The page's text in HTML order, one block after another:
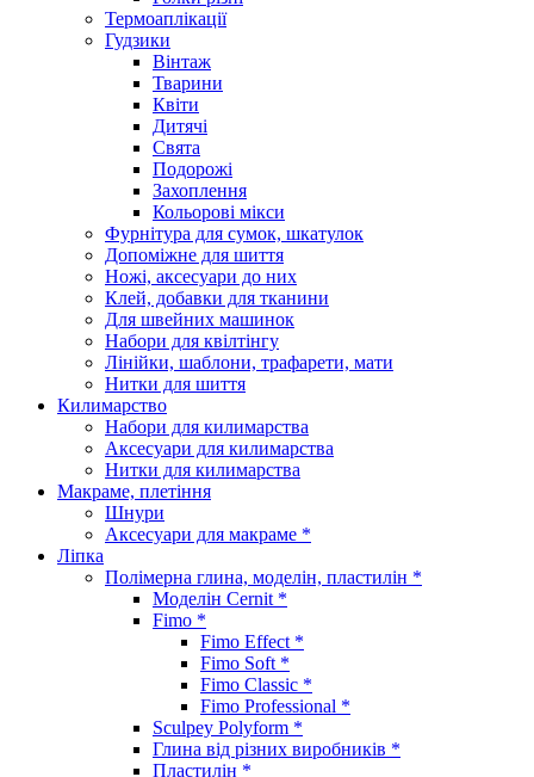
Термоаплікації
Гудзики
Вінтаж
Тварини
Квіти
Дитячі
Свята
Подорожі
Захоплення
Кольорові мікси
Фурнітура для сумок, шкатулок
Допоміжне для шиття
Ножі, аксесуари до них
Клей, добавки для тканини
Для швейних машинок
Набори для квілтінгу
Лінійки, шаблони, трафарети, мати
Нитки для шиття
Килимарство
Набори для килимарства
Аксесуари для килимарства
Нитки для килимарства
Макраме, плетіння
Шнури
Аксесуари для макраме *
Ліпка
Полімерна глина, моделін, пластилін *
Моделін Cernit *
Fimo *
Fimo Effect *
Fimo Soft *
Fimo Classic *
Fimo Professional *
Sculpey Polyform *
Глина від різних виробників *
Пластилін *